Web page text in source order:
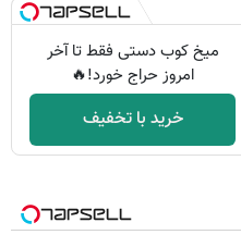
میخ کوب دستی فقط تا آخر
امروز حراج خورد!🔥
خرید با تخفیف